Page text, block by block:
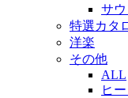
サ
特選カタ
洋楽
その他
ALL
ヒ